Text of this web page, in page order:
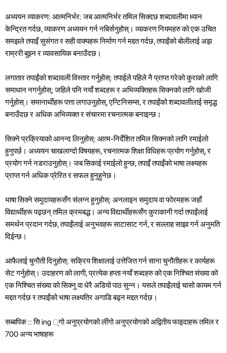
अध्ययन व्याकरण: आत्मनिर्भर: जब आत्मनिर्भर तमिल सिक्दछ शब्दावलीमा ध्यान
केन्द्रित गर्दछ, व्याकरण अध्ययन गर्न नबिर्सनुहोस्। व्याकरण नियमहरु को एक उचित
समझले तपाइँ सुसंगत र सही वाक्यहरू निर्माण गर्न मद्दत गर्दछ, तपाईंको बोलीलाई अझ
राम्ररी बुझ्न र व्यावसायिक बनाउँदछ।
लगातार तपाईंको शब्दावली विस्तार गर्नुहोस्: तपाईले पहिले नै प्राप्त गरेको कुराको लागि
समाधान नगर्नुहोस्; जहिले पनि नयाँ शब्दहरू र अभिव्यक्तिहरू सिक्नको लागि खोजी
गर्नुहोस्। समानार्थीहरू पत्ता लगाउनुहोस्, एन्टिनिसम्स, र तपाईंको शब्दावलीलाई समृद्ध
बनाउँदछ र अधिक अभिव्यक्त र संचारमा रचनात्मक बनाइन्छ।
सिक्ने प्रक्रियाको आनन्द लिनुहोस्: आत्म-निर्देशित तमिल सिक्नको लागि रमाईलो
हुनुपर्छ। अध्ययन चाखलाग्दो विषयहरू, रचनात्मक शिक्षा विधिहरू प्रयोग गर्नुहोस्, र
प्रयोग गर्न नडराउनुहोस्। जब सिकाई रमाईलो हुन्छ, तपाइँ तपाइँको भाषा लक्ष्यहरू
प्राप्त गर्न अधिक प्रेरित र सफल हुनुहुनेछ।
भाषा सिक्ने समुदायहरूसँग संलग्न हुनुहोस्: अनलाइन समुदाय वा फोरमहरू जहाँ
विद्यार्थीहरू पढ्छन् तमिल क्रमबद्ध। अन्य विद्यार्थीहरूसँग कुराकानी गर्दा तपाईंलाई
समर्थन प्रदान गर्दछ, तपाईंलाई अनुभवहरू साटासाट गर्न, र सल्लाह साझा गर्न अनुमति
दिईन्छ।
आफैलाई चुनौती दिनुहोस्: सक्रिय शिक्षालाई उत्तेजित गर्न साना चुनौतीहरू र कार्यहरू
सेट गर्नुहोस्। उदाहरण को लागी, प्रत्येक हप्ता नयाँ शब्दहरु को एक निश्चित संख्या को
एक निश्चित संख्या को सिक्नु वा धेरै अडियो पाठ सुन्न। यसले तपाईंलाई चासो कायम गर्न
मद्दत गर्दछ र तपाईंको भाषा लक्ष्यतिर अगाडि बढ्न मद्दत गर्दछ।
सब्बपिक :: सि ing ्गो अनुप्रयोगको लींगो अनुप्रयोगको अद्वितीय फाइदाहरू तमिल र
700 अन्य भाषाहरू